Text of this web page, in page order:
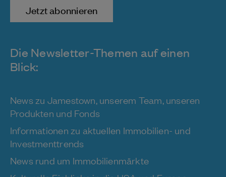
Die Newsletter-Themen auf einen
Blick:
News zu Jamestown, unserem Team, unseren
Produkten und Fonds
Informationen zu aktuellen Immobilien- und
Investmenttrends
News rund um Immobilienmärkte
Jetzt abonnieren